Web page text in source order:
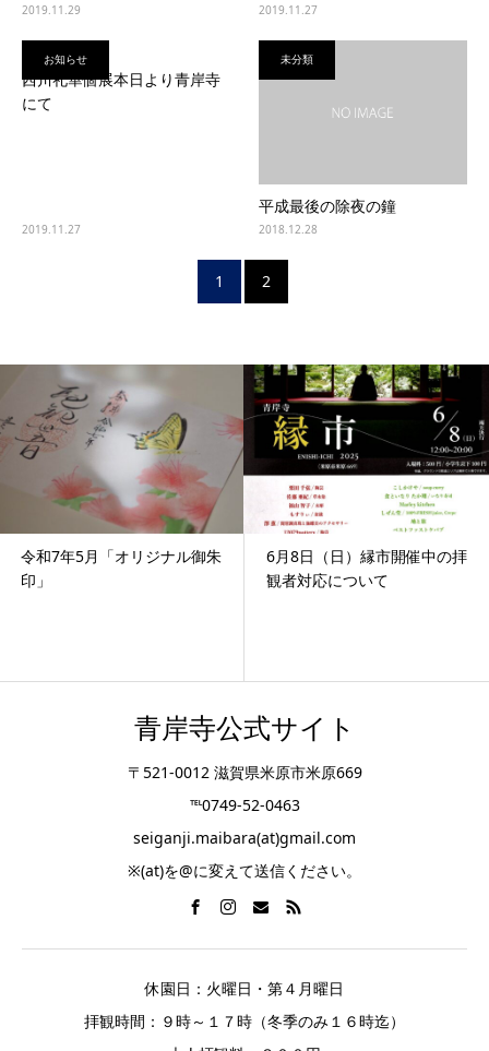
2019.11.29 2019.11.27
お知らせ
西川礼華個展本日より青岸寺
にて
2019.11.27
未分類
平成最後の除夜の鐘
2018.12.28
1 2
令和7年5月「オリジナル御朱
印」
6月8日（日）縁市開催中の拝
観者対応について
青岸寺公式サイト
〒521-0012 滋賀県米原市米原669
℡0749-52-0463
seiganji.maibara(at)gmail.com
※(at)を@に変えて送信ください。
休園日：火曜日・第４月曜日
拝観時間：９時～１７時（冬季のみ１６時迄）